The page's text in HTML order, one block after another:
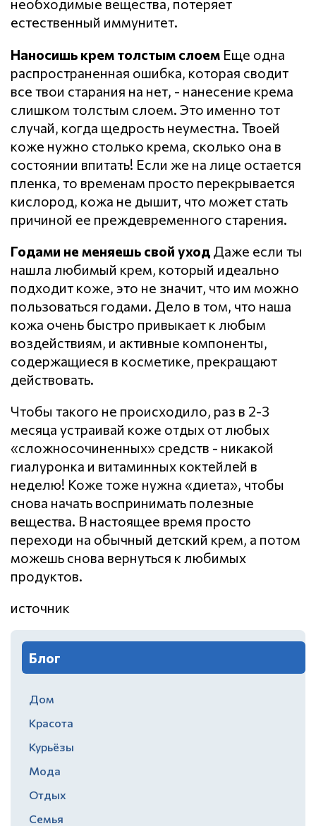
необходимые вещества, потеряет
естественный иммунитет.
Наносишь крем толстым слоем Еще одна
распространенная ошибка, которая сводит
все твои старания на нет, - нанесение крема
слишком толстым слоем. Это именно тот
случай, когда щедрость неуместна. Твоей
коже нужно столько крема, сколько она в
состоянии впитать! Если же на лице остается
пленка, то временам просто перекрывается
кислород, кожа не дышит, что может стать
причиной ее преждевременного старения.
Годами не меняешь свой уход Даже если ты
нашла любимый крем, который идеально
подходит коже, это не значит, что им можно
пользоваться годами. Дело в том, что наша
кожа очень быстро привыкает к любым
воздействиям, и активные компоненты,
содержащиеся в косметике, прекращают
действовать.
Чтобы такого не происходило, раз в 2-3
месяца устраивай коже отдых от любых
«сложносочиненных» средств - никакой
гиалуронка и витаминных коктейлей в
неделю! Коже тоже нужна «диета», чтобы
снова начать воспринимать полезные
вещества. В настоящее время просто
переходи на обычный детский крем, а потом
можешь снова вернуться к любимых
продуктов.
источник
Блог
Дом
Красота
Курьёзы
Мода
Отдых
Семья